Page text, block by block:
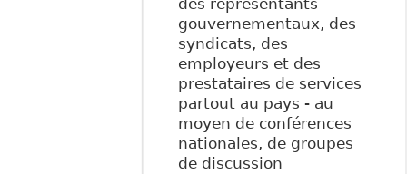
gouvernementaux, des
syndicats, des
employeurs et des
prestataires de services
partout au pays - au
moyen de conférences
nationales, de groupes
de discussion